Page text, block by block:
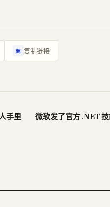
⌘ 复制链接
手里 微软发了官方 .NET